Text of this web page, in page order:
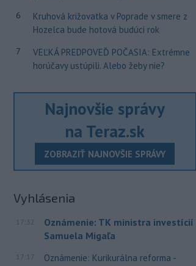
6
Kruhová križovatka v Poprade v smere z
Hozelca bude hotová budúci rok
7
VEĽKÁ PREDPOVEĎ POČASIA: Extrémne
horúčavy ustúpili. Alebo žeby nie?
Najnovšie správy
na Teraz.sk
ZOBRAZIŤ NAJNOVŠIE SPRÁVY
Vyhlásenia
17:32
Oznámenie: TK ministra investícií
Samuela Migaľa
17:17
Oznámenie: Kurikurálna reforma -